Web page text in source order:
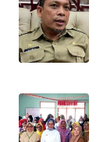
WN
KARAWANG
WN
BEKASI